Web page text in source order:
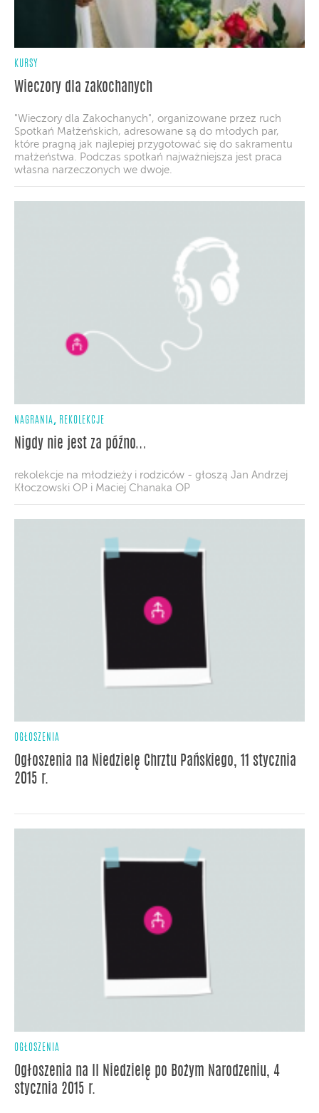
KURSY
Wieczory dla zakochanych
"Wieczory dla Zakochanych", organizowane przez ruch
Spotkań Małżeńskich, adresowane są do młodych par,
które pragną jak najlepiej przygotować się do sakramentu
małżeństwa. Podczas spotkań najważniejsza jest praca
własna narzeczonych we dwoje.
NAGRANIA, REKOLEKCJE
Nigdy nie jest za późno…
rekolekcje na młodzieży i rodziców - głoszą Jan Andrzej
Kłoczowski OP i Maciej Chanaka OP
OGŁOSZENIA
Ogłoszenia na Niedzielę Chrztu Pańskiego, 11 stycznia
2015 r.
OGŁOSZENIA
Ogłoszenia na II Niedzielę po Bożym Narodzeniu, 4
stycznia 2015 r.